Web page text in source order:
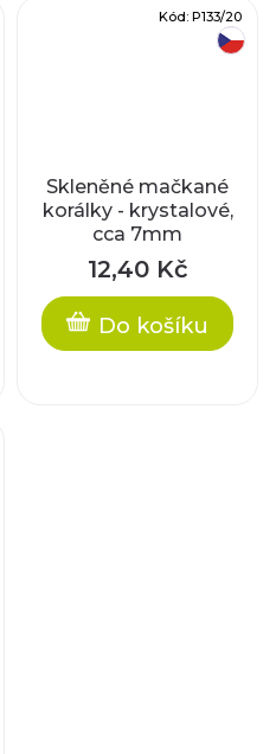
Skleněné mačkané
korálky - krystalové,
cca 7mm
12,40 Kč
Do košíku
Kód: P133/20